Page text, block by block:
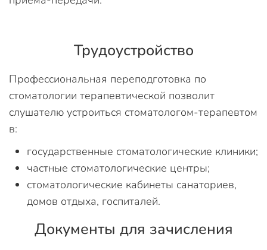
Трудоустройство
Профессиональная переподготовка по
стоматологии терапевтической позволит
слушателю устроиться стоматологом-терапевтом
в:
государственные стоматологические клиники;
частные стоматологические центры;
стоматологические кабинеты санаториев,
домов отдыха, госпиталей.
Документы для зачисления